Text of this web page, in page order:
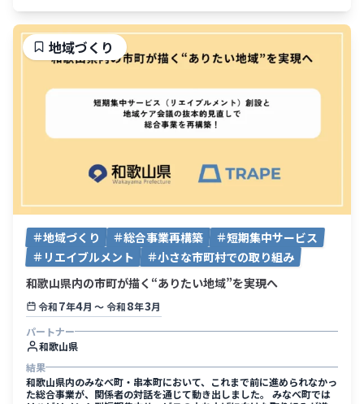
地域づくり 総合事業再構築
短期集中サービス
リエイブルメント
小さな市町村での取り組み
和歌山県内の市町が描く“ありたい地域”を実現へ
令和7年4月 〜令和8年3月
パートナー
和歌山県
結果
和歌山県内のみなべ町・串本町において、これまで前に進められなかっ
た総合事業が、関係者の対話を通じて動き出しました。 みなべ町では
地域づくり